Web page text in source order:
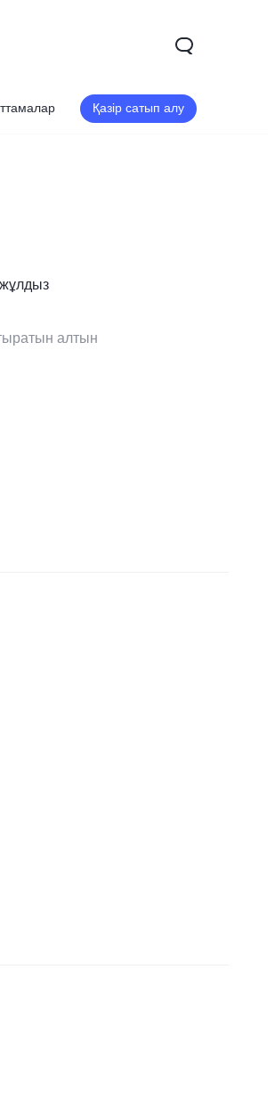
Қазір сатып алу
алтын